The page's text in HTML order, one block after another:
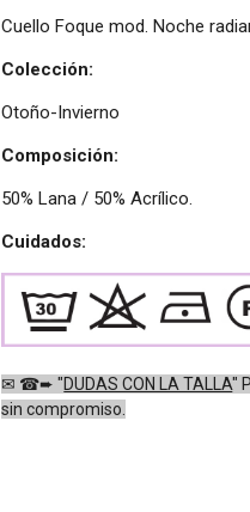
Cuello Foque mod. Noche
Colección:
Otoño-Invierno
Composición:
50% Lana / 50% Acrílico.
Cuidados:
✉ ☎➨"DUDAS CON LA TALLA"
sin compromiso.